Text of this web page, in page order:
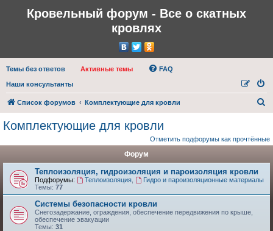
Кровельный форум - Все о скатных
кровлях
Темы без ответов Активные темы FAQ
Наши консультанты
Список форумов Комплектующие для кровли
с
Комплектующие для кровли
Отметить подфорумы как прочтённые
Форум
Теплоизоляция, гидроизоляция и пароизоляция кровли
Подфорумы: Теплоизоляция,
Гидро и пароизоляционные материалы
Темы: 77
Системы безопасности кровли
Снегозадержание, ограждения, обеспечение передвижения по крыше,
обеспечение эвакуации
Темы: 31